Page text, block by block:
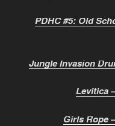
PDHC #5: Old
Jungle Invasion
Levitica
Girls Rope